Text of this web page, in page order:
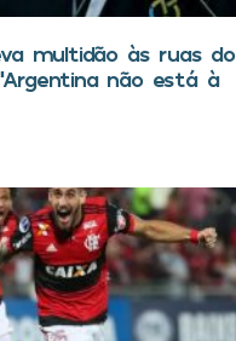
multidão às ruas do
não está à